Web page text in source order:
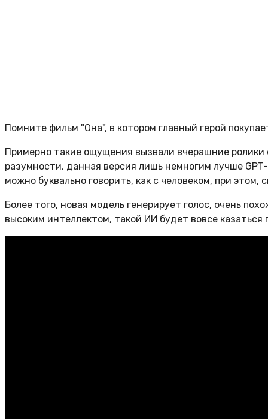
Помните фильм "Она", в котором главный герой
Примерно такие ощущения вызвали вчерашние
разумности, данная версия лишь немногим лучше
можно буквально говорить, как с человеком, при
Более того, новая модель генерирует голос, очень
высоким интеллектом, такой ИИ будет вовсе